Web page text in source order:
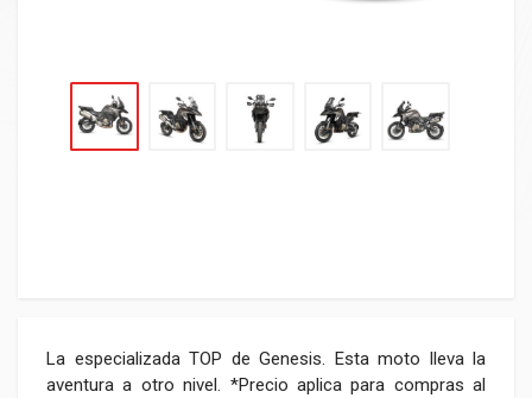
La especializada TOP de Genesis. Esta moto lleva la
aventura a otro nivel. *Precio aplica para compras al